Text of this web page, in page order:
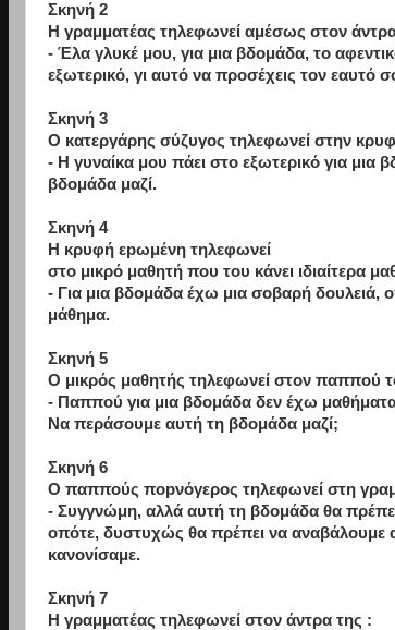
Σκηνή 2
Η γραμματέας τηλεφωνεί αμέσως στον
- Έλα γλυκέ μου, για μια βδομάδα, το
εξωτερικό, γι αυτό να προσέχεις τον εαυτό
Σκηνή 3
Ο κατεργάρης σύζυγος τηλεφωνεί στην
- Η γυναίκα μου πάει στο εξωτερικό για
βδομάδα μαζί.
Σκηνή 4
Η κρυφή εpωμένη τηλεφωνεί
στο μικρό μαθητή που του κάνει ιδιαίτερα
- Για μια βδομάδα έχω μια σοβαρή δουλειά,
μάθημα.
Σκηνή 5
Ο μικρός μαθητής τηλεφωνεί στον παππού
- Παππού για μια βδομάδα δεν έχω
Να περάσουμε αυτή τη βδομάδα μαζί;
Σκηνή 6
Ο παππούς ποpνόγερος τηλεφωνεί στη
- Συγγνώμη, αλλά αυτή τη βδομάδα θα
οπότε, δυστυχώς θα πρέπει να αναβάλουμε
κανονίσαμε.
Σκηνή 7
Η γραμματέας τηλεφωνεί στον άντρα της :